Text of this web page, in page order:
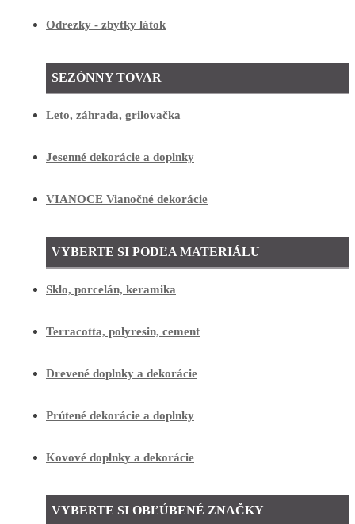
Odrezky - zbytky látok
SEZÓNNY TOVAR
Leto, záhrada, grilovačka
Jesenné dekorácie a doplnky
VIANOCE Vianočné dekorácie
VYBERTE SI PODĽA MATERIÁLU
Sklo, porcelán, keramika
Terracotta, polyresin, cement
Drevené doplnky a dekorácie
Prútené dekorácie a doplnky
Kovové doplnky a dekorácie
VYBERTE SI OBĽÚBENÉ ZNAČKY